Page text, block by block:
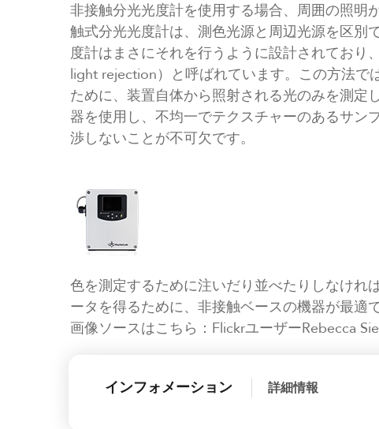
非接触分光光度計を使用する場合、周囲の照明
触式分光光度計は、測色光源と周辺光源を区別
度計はまさにそれを行うように設計されており
light rejection）と呼ばれています。この方法で
ために、装置自体から照射される光のみを測定
器を使用し、不均一でテクスチャーのあるサン
渉しないことが不可欠です。
色を測定するために注いだり並べたりしなけれ
ータを得るために、非接触ベースの機器が最適で
画像ソースはこちら：FlickrユーザーRebecca
インフォメーション 詳細情報